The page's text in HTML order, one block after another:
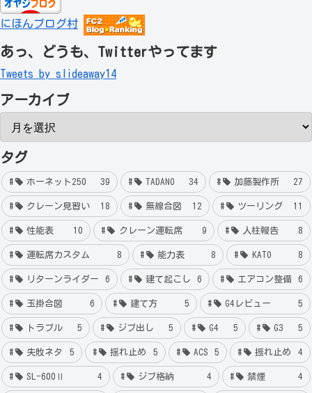
にほんブログ村
あっ、どうも、Twitterやってます
Tweets by slideaway14
アーカイブ
タグ
ホーネット250 39 TADANO 34 加藤製作所 27
クレーン見習い 18 無線合図 12 ツーリング 11
性能表 10 クレーン運転席 9 人柱報告 8
運転席カスタム 8 能力表 8 KATO 8
リターンライダー 6 建て起こし 6 エアコン整備 6
玉掛合図 6 建て方 5 G4レビュー 5
トラブル 5 ジブ出し 5 G4 5 G3 5
失敗ネタ 5 揺れ止め 5 ACS 5 振れ止め 4
SL-600Ⅱ 4 ジブ格納 4 禁煙 4